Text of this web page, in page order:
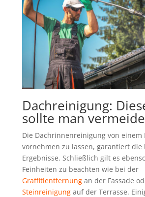
Dachreinigung:
sollte man
Die Dachrinnenreinigung von einem
vornehmen zu lassen, garantiert die
Ergebnisse. Schließlich gilt es
Feinheiten zu beachten wie bei der
Graffitientfernungan der Fassade
Steinreinigungauf der Terrasse.